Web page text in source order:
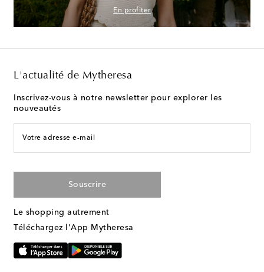
En profiter
L'actualité de Mytheresa
Inscrivez-vous à notre newsletter pour explorer les
nouveautés
Votre adresse e-mail
Souscrire
Le shopping autrement
Téléchargez l'App Mytheresa